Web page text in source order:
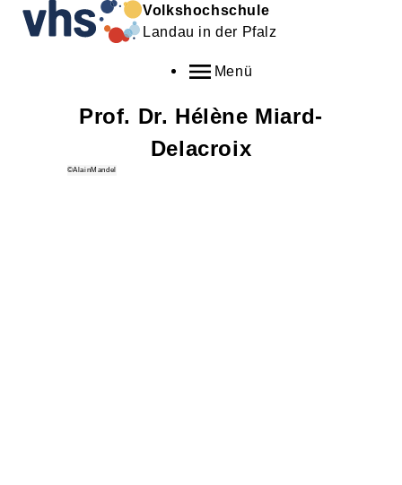
Volkshochschule
Landau in der Pfalz
Menü
Prof. Dr. Hélène Miard-
Delacroix
©AlainMandel